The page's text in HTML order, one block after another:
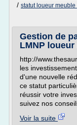
/ statut loueur
Gestion de
LMNP
http://
les
d'une nouvelle
ce statut
réussir votre
suivez nos
Voir la suite